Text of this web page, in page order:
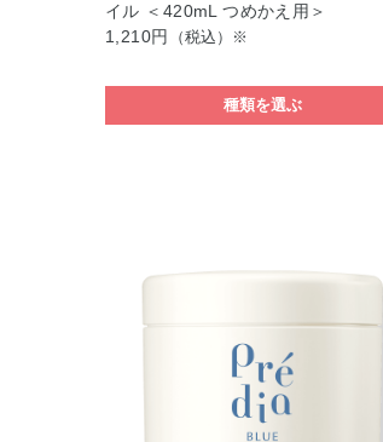
イル ＜420mL つめかえ用＞
1,210円
（税込）※
種類を選ぶ